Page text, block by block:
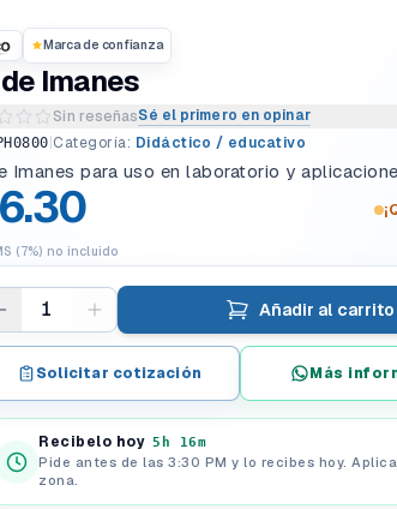
Marca de confianza
Imanes
Sin reseñasSé el primero en opinar
una reseña del producto
Categoría: Didáctico / educativo
Imanes para uso en laboratorio y
(7%) no incluido
1 Añadir al carrito
Solicitar cotización Más
Recibelo hoy 5h 16m
Pide antes de las 3:30 PM y lo recibes hoy.
zona.